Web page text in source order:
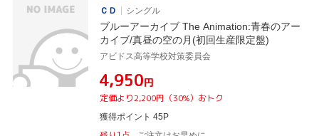
ＣＤ
シングル
ブルーアーカイブ The Animation:青春のアー
カイブ/真昼の空の月(初回生産限定盤)
アビドス高等学校対策委員会
¥4,950円
定価より2,200円（30%）おトク
獲得ポイント 45P